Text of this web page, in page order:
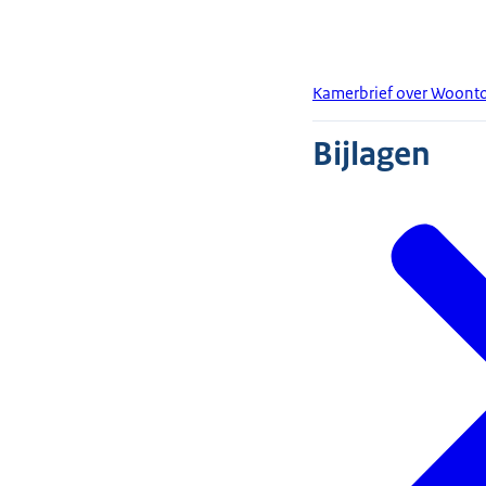
Kamerbrief over
Bijlagen